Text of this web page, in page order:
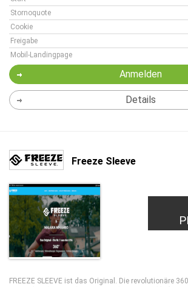
Stornoquote
Cookie
Freigabe
Mobil-Landingpage
Anmelden
Details
Freeze Sleeve
FREEZE SLEEVE ist das Original. Die revolutionäre